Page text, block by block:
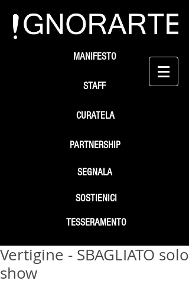
STAFF
SEGNALA
SOSTIENICI
MANIFESTO
PARTNERSHIP
TESSERAMENTO
CURATELA
Vertigine - SBAGLIATO solo
show